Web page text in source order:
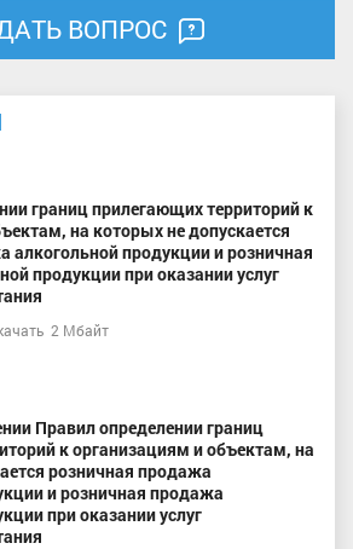
ВОПРОС
границ прилегающих территорий к
на которых не допускается
алкогольной продукции и розничная
продукции при оказании услуг
2 Мбайт
Правил определении границ
к организациям и объектам, на
розничная продажа
и розничная продажа
при оказании услуг